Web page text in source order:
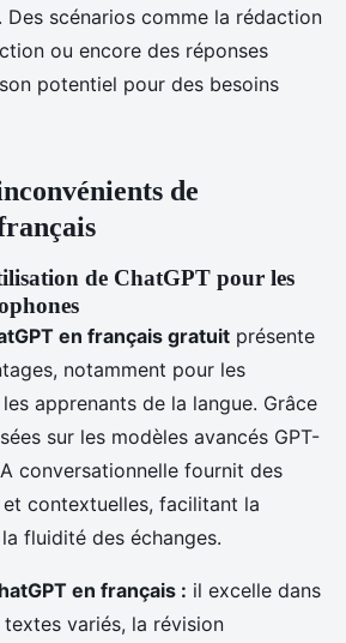
. Des scénarios comme la rédaction
ou encore des réponses
potentiel pour des besoins
de
de ChatGPT pour les
en français gratuit présente
notamment pour les
apprenants de la langue. Grâce
sur les modèles avancés GPT-
conversationnelle fournit des
contextuelles, facilitant la
fluidité des échanges.
en français : il excelle dans
variés, la révision